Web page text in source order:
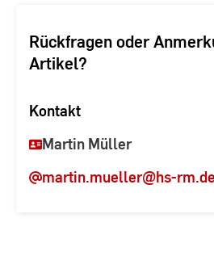
Rückfragen oder
Artikel?
Kontakt
Martin Müller
martin.mueller@hs-rm.de